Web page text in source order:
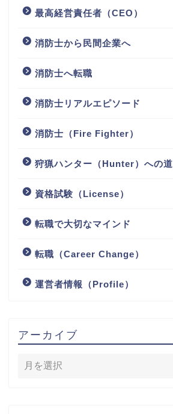
最高経営責任者（CEO）
消防士から民間企業へ
消防士へ転職
消防士リアルエピソード
消防士（Fire Fighter）
狩猟ハンター（Hunter）への道
資格試験（License）
転職で大切なマインド
転職（Career Change）
運営者情報（Profile）
アーカイブ